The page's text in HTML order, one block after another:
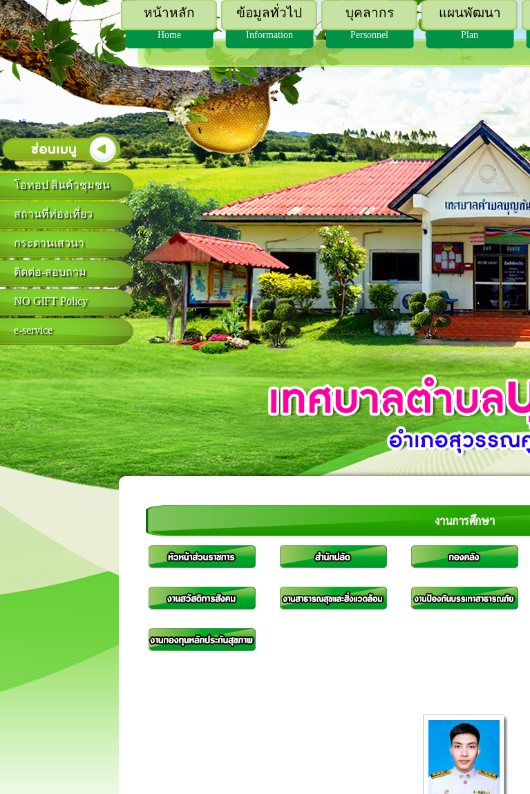
โอทอป สินค้าชุมชน
สถานที่ท่องเที่ยว
กระดานเสวนา
ติดต่อ-สอบถาม
NO GlFT Policy
e-service
หน้าหลัก
Home
ข้อมูลทั่วไป
Information
บุคลากร
Personnel
แผนพัฒนา
Plan
งานการศึกษา